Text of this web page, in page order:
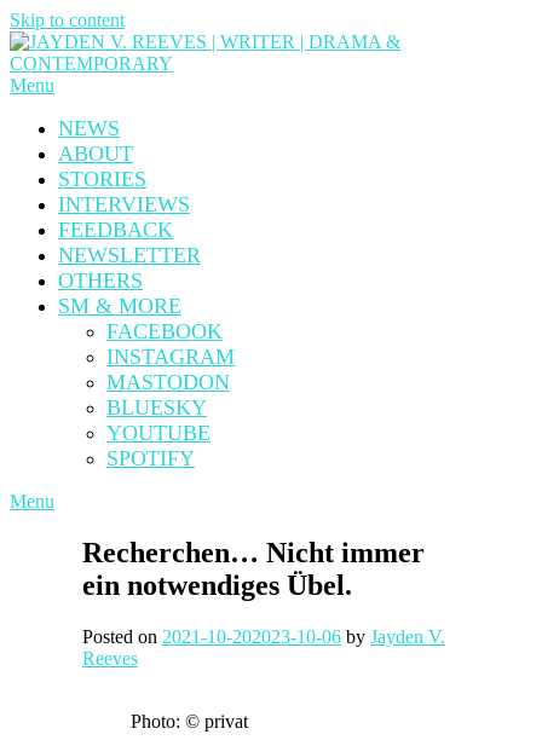
Skip to content
Menu
NEWS
ABOUT
STORIES
INTERVIEWS
FEEDBACK
NEWSLETTER
OTHERS
SM & MORE
FACEBOOK
INSTAGRAM
MASTODON
BLUESKY
YOUTUBE
SPOTIFY
Menu
Recherchen… Nicht immer
ein notwendiges Übel.
Posted on 2021-10-202023-10-06 by Jayden V.
Reeves
Photo: © privat